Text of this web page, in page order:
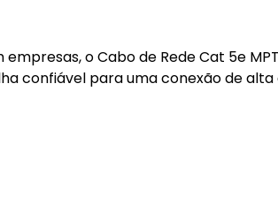
o Cabo de Rede Cat 5e
confiável para uma conexão de